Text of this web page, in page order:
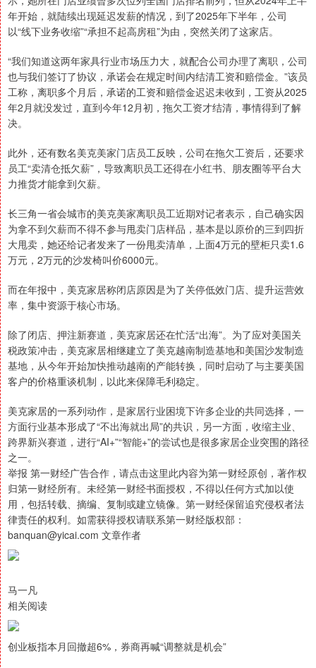
年开始，就陆续出现延迟发薪的情况，到了2025年下半年，公司
以“线下业务收缩”“承担不起高房租”为由，突然关闭了这家店。
“我们知道这两年家具行业市场压力大，就配合公司办理了离职，公司
也与我们签订了协议，承诺会在规定时间内结清工资和赔偿金。”该员
工称，离职多个月后，承诺的工资和赔偿金迟迟未收到，工资从2025
年2月就没发过，直到今年12月初，拖欠工资才结清，事情得到了解
决。
此外，还有数名美克美家门店员工反映，公司在拖欠工资后，还要求
员工“卖清仓抵欠薪”，导致离职员工还得在小红书、朋友圈等平台大
力推货才能拿到欠薪。
长三角一省会城市的美克美家离职员工近期对记者表示，自己确实因
为拿不到欠薪而不得不参与甩卖门店样品，基本是以原价的三到四折
大甩卖，她还给记者发来了一份甩卖清单，上面4万元的壁柜只卖1.6
万元，2万元的沙发椅叫价6000元。
而在年报中，美克家居称闭店原因是为了关停低效门店、提升运营效
率，集中资源于核心市场。
除了闭店、押注新赛道，美克家居还在忙活“出海”。为了应对美国关
税政策冲击，美克家居相继建立了美克越南制造基地和美国沙发制造
基地，从今年开始加快推动越南的产能转换，同时启动了与主要美国
客户的价格重谈机制，以此来保障毛利稳定。
美克家居的一系列动作，是家居行业困境下许多企业的共同选择，一
方面行业基本形成了“不出海就出局”的共识，另一方面，收缩主业、
跨界新兴赛道，进行“AI+”“智能+”的尝试也是很多家居企业突围的路径
之一。
举报 第一财经广告合作，请点击这里此内容为第一财经原创，著作权
归第一财经所有。未经第一财经书面授权，不得以任何方式加以使
用，包括转载、摘编、复制或建立镜像。第一财经保留追究侵权者法
律责任的权利。如需获得授权请联系第一财经版权部：
banquan@yicai.com 文章作者
马一凡
相关阅读
创业板指本月回撤超6%，券商再喊“调整就是机会”